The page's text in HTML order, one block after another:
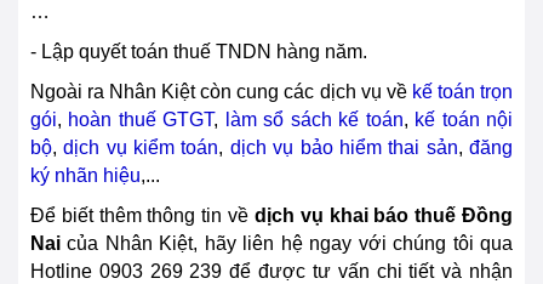
…
- Lập quyết toán thuế TNDN hàng năm.
Ngoài ra Nhân Kiệt còn cung các dịch vụ về kế toán trọn
gói, hoàn thuế GTGT, làm sổ sách kế toán, kế toán nội
bộ,dịch vụ kiểm toán, dịch vụ bảo hiểm thai sản,đăng
ký nhãn hiệu,...
Để biết thêm thông tin về dịch vụ khai báo thuếĐồng
Nai của Nhân Kiệt, hãy liên hệ ngay với chúng tôi qua
Hotline 0903 269 239 để được tư vấn chi tiết và nhận